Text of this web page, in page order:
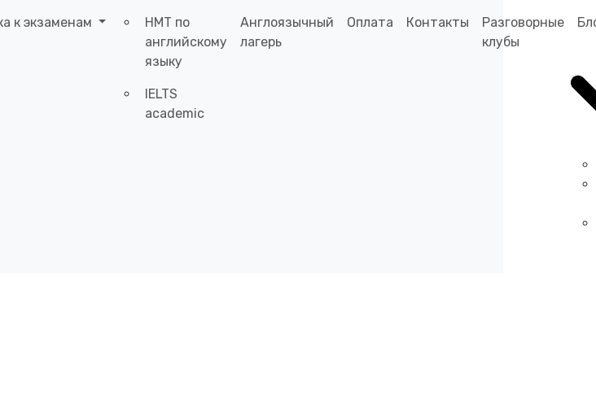
к экзаменам
НМТ по
английскому
языку
IELTS
academic
Англоязычный
лагерь
Оплата Контакты
Разговорные
клубы